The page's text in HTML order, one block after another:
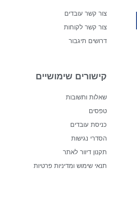
צור קשר עובדים
צור קשר לקוחות
דרושים תיגבור
קישורים שימושיים
שאלות ותשובות
טפסים
כניסת עובדים
הסדרי נגישות
תקנון דיוור לאתר
תנאי שימוש ומדיניות פרטיות